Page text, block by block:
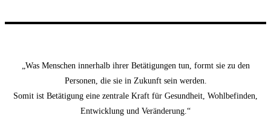
„Was Menschen innerhalb ihrer Betätigungen tun, formt sie zu den
Personen, die sie in Zukunft sein werden.
Somit ist Betätigung eine zentrale Kraft für Gesundheit, Wohlbefinden,
Entwicklung und Veränderung.“